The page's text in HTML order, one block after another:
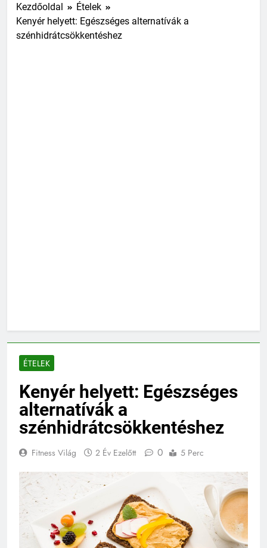
Kezdőoldal
Ételek
Kenyér helyett: Egészséges alternatívák a
szénhidrátcsökkentéshez
ÉTELEK
Kenyér helyett: Egészséges
alternatívák a
szénhidrátcsökkentéshez
Fitness Világ 2 Év Ezelőtt 0 5 Perc